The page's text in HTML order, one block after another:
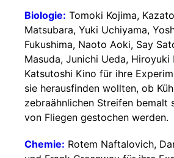
Biologie: Tomoki Kojima,
Matsubara, Yuki Uchiyama,
Fukushima, Naoto Aoki, Say
Masuda, Junichi Ueda, Hiroyuki
Katsutoshi Kino für ihre
sie herausfinden wollten, ob
zebraähnlichen Streifen bemalt
von Fliegen gestochen werden.
Chemie: Rotem Naftalovich,